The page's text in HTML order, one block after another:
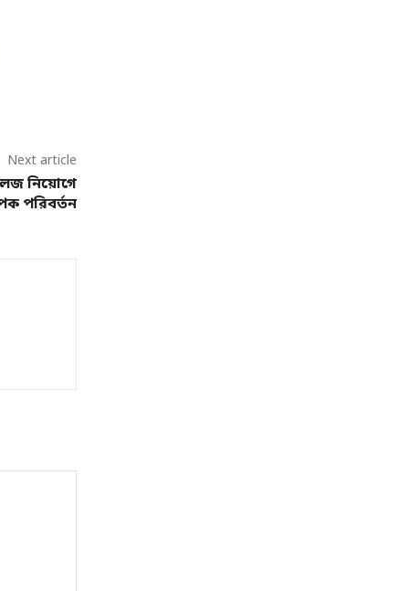
Next article
নিয়োগে
পরিবর্তন